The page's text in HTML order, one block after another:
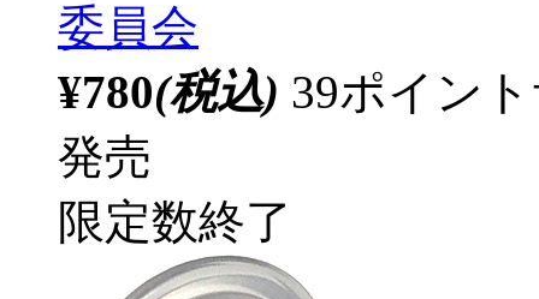
委員会
¥780(税込) 39ポイン
発売
限定数終了